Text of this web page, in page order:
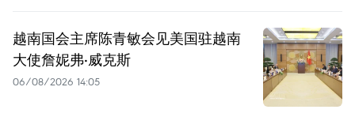
越南国会主席陈青敏会见美国驻越南
大使詹妮弗·威克斯
06/08/2026 14:05